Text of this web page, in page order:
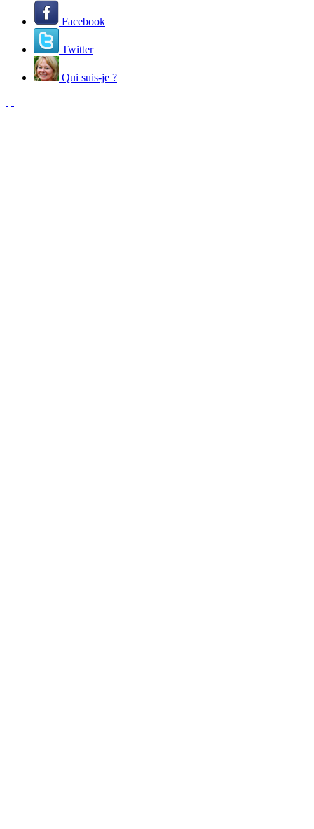
Facebook
Twitter
Qui suis-je ?